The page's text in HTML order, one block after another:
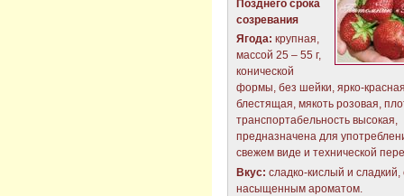
Позднего срока
созревания
Ягода: крупная,
массой 25 – 55 г,
конической
формы, без шейки, ярко-
блестящая, мякоть розовая,
транспортабельность высокая,
предназначена для
свежем виде и технической
Вкус: сладко-кислый и сладкий,
насыщенным ароматом.